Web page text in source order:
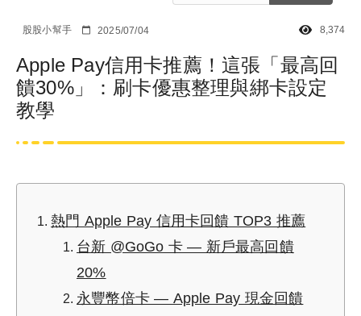
股股小幫手 2025/07/04 8,374
Apple Pay信用卡推薦！這張「最高回
饋30%」：刷卡優惠整理與綁卡設定
教學
熱門 Apple Pay 信用卡回饋 TOP3 推薦
台新 @GoGo 卡 — 新戶最高回饋
20%
永豐幣倍卡 — Apple Pay 現金回饋